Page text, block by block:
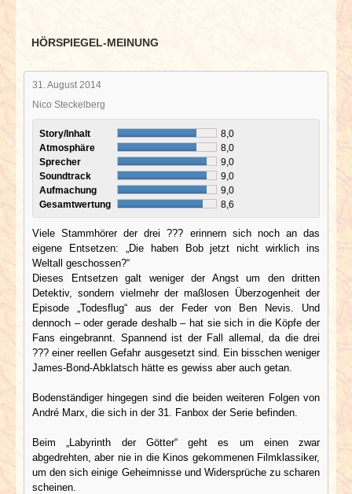
HÖRSPIEGEL-MEINUNG
31. August 2014
Nico Steckelberg
Story/Inhalt
8,0
Atmosphäre
8,0
Sprecher
9,0
Soundtrack
9,0
Aufmachung
9,0
Gesamtwertung
8,6
Viele Stammhörer der drei ??? erinnern sich noch an das
eigene Entsetzen: „Die haben Bob jetzt nicht wirklich ins
Weltall geschossen?“
Dieses Entsetzen galt weniger der Angst um den dritten
Detektiv, sondern vielmehr der maßlosen Überzogenheit der
Episode „Todesflug“ aus der Feder von Ben Nevis. Und
dennoch – oder gerade deshalb – hat sie sich in die Köpfe der
Fans eingebrannt. Spannend ist der Fall allemal, da die drei
??? einer reellen Gefahr ausgesetzt sind. Ein bisschen weniger
James-Bond-Abklatsch hätte es gewiss aber auch getan.
Bodenständiger hingegen sind die beiden weiteren Folgen von
André Marx, die sich in der 31. Fanbox der Serie befinden.
Beim „Labyrinth der Götter“ geht es um einen zwar
abgedrehten, aber nie in die Kinos gekommenen Filmklassiker,
um den sich einige Geheimnisse und Widersprüche zu scharen
scheinen.